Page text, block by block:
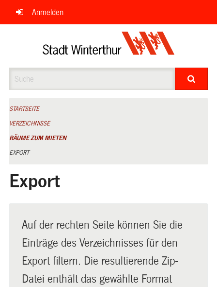
Navigation
überspringen
Anmelden
STARTSEITE
VERZEICHNISSE
RÄUME ZUM MIETEN
EXPORT
Export
Auf der rechten Seite können Sie die
Einträge des Verzeichnisses für den
Export filtern. Die resultierende Zip-
Datei enthält das gewählte Format